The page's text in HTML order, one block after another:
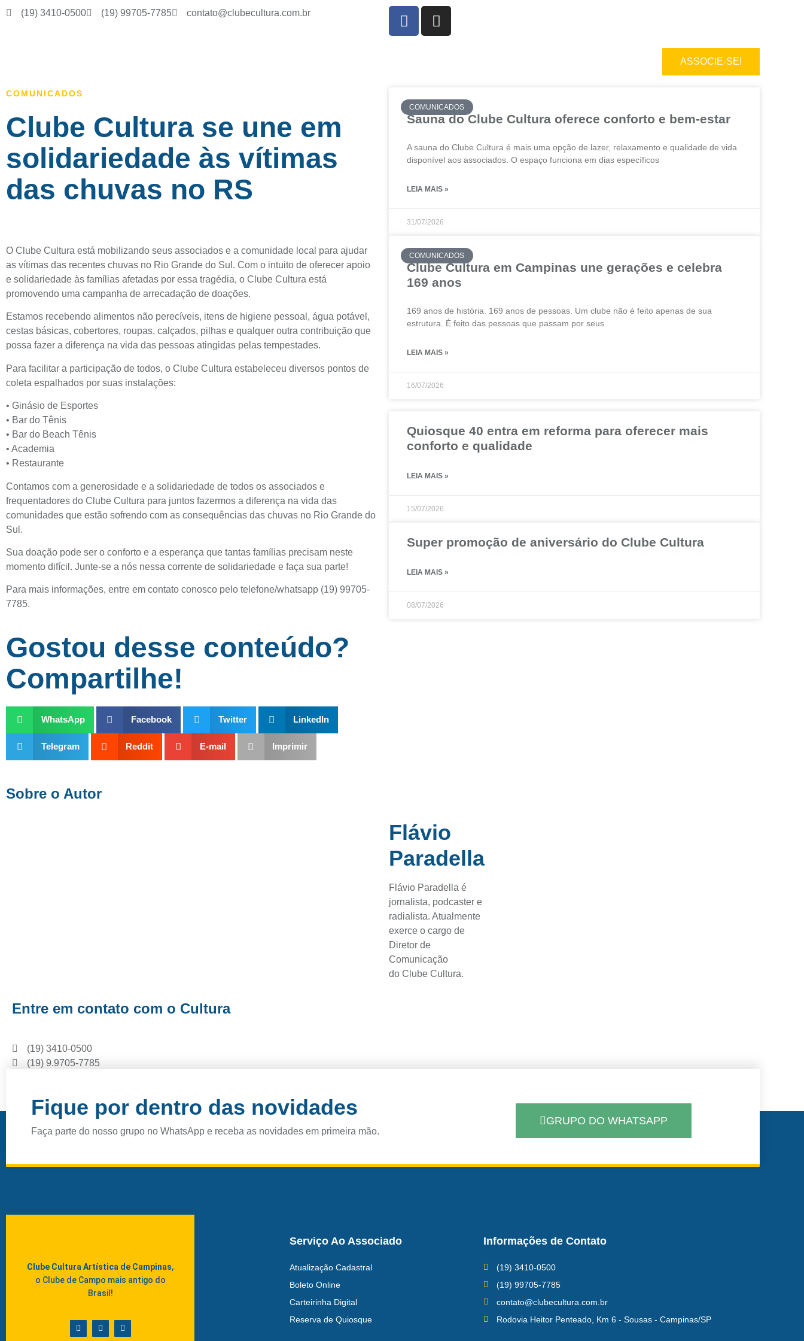
(19) 3410-0500 (19) 99705-7785 contato@clubecultura.com.br
ASSOCIE-SE!
COMUNICADOS
Clube Cultura se une em
solidariedade às vítimas
das chuvas no RS
O Clube Cultura está mobilizando seus associados e a comunidade local para ajudar
as vítimas das recentes chuvas no Rio Grande do Sul. Com o intuito de oferecer apoio
e solidariedade às famílias afetadas por essa tragédia, o Clube Cultura está
promovendo uma campanha de arrecadação de doações.
Estamos recebendo alimentos não perecíveis, itens de higiene pessoal, água potável,
cestas básicas, cobertores, roupas, calçados, pilhas e qualquer outra contribuição que
possa fazer a diferença na vida das pessoas atingidas pelas tempestades.
Para facilitar a participação de todos, o Clube Cultura estabeleceu diversos pontos de
coleta espalhados por suas instalações:
• Ginásio de Esportes
• Bar do Tênis
• Bar do Beach Tênis
• Academia
• Restaurante
Contamos com a generosidade e a solidariedade de todos os associados e
frequentadores do Clube Cultura para juntos fazermos a diferença na vida das
comunidades que estão sofrendo com as consequências das chuvas no Rio Grande do
Sul.
Sua doação pode ser o conforto e a esperança que tantas famílias precisam neste
momento difícil. Junte-se a nós nessa corrente de solidariedade e faça sua parte!
Para mais informações, entre em contato conosco pelo telefone/whatsapp (19) 99705-
7785.
Gostou desse conteúdo?
Compartilhe!
WhatsApp Facebook Twitter LinkedIn
Telegram Reddit E-mail Imprimir
Sobre o Autor
Flávio
Paradella
Flávio Paradella é
jornalista, podcaster e
radialista. Atualmente
exerce o cargo de
Diretor de
Comunicação
do Clube Cultura.
COMUNICADOS
Sauna do Clube Cultura oferece conforto e bem-estar
A sauna do Clube Cultura é mais uma opção de lazer, relaxamento e qualidade de vida
disponível aos associados. O espaço funciona em dias específicos
LEIA MAIS »
31/07/2026
COMUNICADOS
Clube Cultura em Campinas une gerações e celebra
169 anos
169 anos de história. 169 anos de pessoas. Um clube não é feito apenas de sua
estrutura. É feito das pessoas que passam por seus
LEIA MAIS »
16/07/2026
Quiosque 40 entra em reforma para oferecer mais
conforto e qualidade
LEIA MAIS »
15/07/2026
Super promoção de aniversário do Clube Cultura
LEIA MAIS »
08/07/2026
Entre em contato com o Cultura
(19) 3410-0500
(19) 9.9705-7785
Fique por dentro das novidades
Faça parte do nosso grupo no WhatsApp e receba as novidades em primeira mão.
GRUPO DO WHATSAPP
Clube Cultura Artística de Campinas,
o Clube de Campo mais antigo do
Brasil!
Serviço Ao Associado
Atualização Cadastral
Boleto Online
Carteirinha Digital
Reserva de Quiosque
Informações de Contato
(19) 3410-0500
(19) 99705-7785
contato@clubecultura.com.br
Rodovia Heitor Penteado, Km 6 - Sousas - Campinas/SP